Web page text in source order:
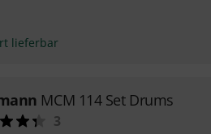
lieferbar
MCM 114 Set Drums
3